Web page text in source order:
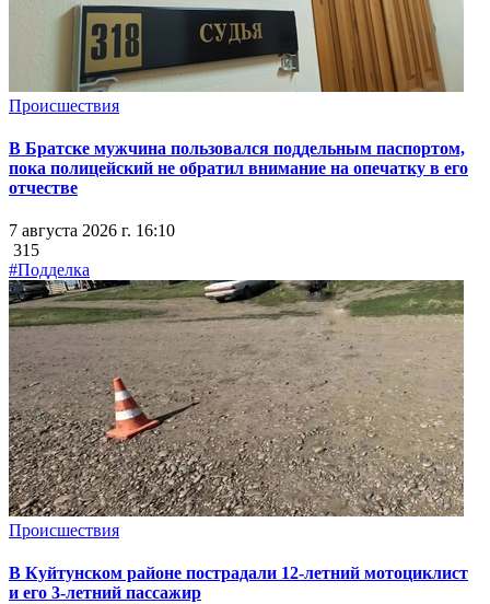
Происшествия
В Братске мужчина пользовался поддельным паспортом,
пока полицейский не обратил внимание на опечатку в его
отчестве
7 августа 2026 г. 16:10
315
#Подделка
Происшествия
В Куйтунском районе пострадали 12-летний мотоциклист
и его 3-летний пассажир